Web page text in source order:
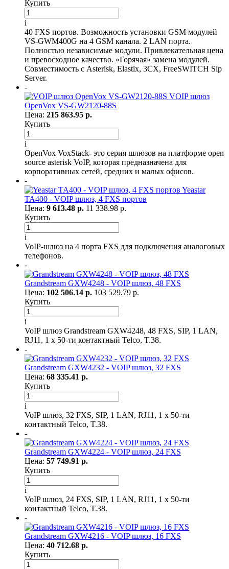
Купить
i
40 FXS портов. Возможность установки GSM модулей
VS-GWM400G на 4 GSM канала. 2 LAN порта.
Полностью независимые модули. Привлекательная цена
и превосходное качество. «Горячая» замена модулей.
Совместимость с Asterisk, Elastix, 3CX, FreeSWITCH Sip
Server.
-
VOIP шлюз
OpenVox VS-GW2120-88S
Цена: 215 863.95 р.
Купить
i
OpenVox VoxStack- это серия шлюзов на платформе open
source asterisk VoIP, которая предназначена для
корпоративных сетей, средних и малых офисов.
-
Yeastar
TA400 - VOIP шлюз, 4 FXS портов
Цена: 9 613.48 р. 11 338.98 р.
Купить
i
VoIP-шлюз на 4 порта FXS для подключения аналоговых
телефонов.
-
Grandstream GXW4248 - VOIP шлюз, 48 FXS
Цена: 102 506.14 р. 103 529.79 р.
Купить
i
VoIP шлюз Grandstream GXW4248, 48 FXS, SIP, 1 LAN,
RJ11, 1 x 50-ти контактный Telco, T.38.
-
Grandstream GXW4232 - VOIP шлюз, 32 FXS
Цена: 68 335.41 р.
Купить
i
VoIP шлюз, 32 FXS, SIP, 1 LAN, RJ11, 1 x 50-ти
контактный Telco, T.38.
-
Grandstream GXW4224 - VOIP шлюз, 24 FXS
Цена: 57 749.91 р.
Купить
i
VoIP шлюз, 24 FXS, SIP, 1 LAN, RJ11, 1 x 50-ти
контактный Telco, T.38.
-
Grandstream GXW4216 - VOIP шлюз, 16 FXS
Цена: 40 712.68 р.
Купить